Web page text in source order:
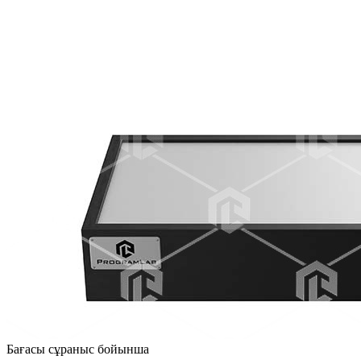
Бағасы сұраныс бойынша